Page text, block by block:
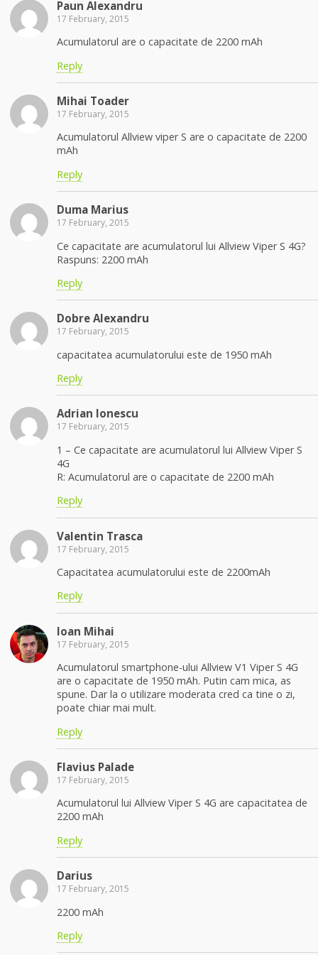
Paun Alexandru
17 February, 2015
Acumulatorul are o capacitate de 2200 mAh
Reply
Mihai Toader
17 February, 2015
Acumulatorul Allview viper S are o capacitate de 2200
mAh
Reply
Duma Marius
17 February, 2015
Ce capacitate are acumulatorul lui Allview Viper S 4G?
Raspuns: 2200 mAh
Reply
Dobre Alexandru
17 February, 2015
capacitatea acumulatorului este de 1950 mAh
Reply
Adrian Ionescu
17 February, 2015
1 – Ce capacitate are acumulatorul lui Allview Viper S
4G
R: Acumulatorul are o capacitate de 2200 mAh
Reply
Valentin Trasca
17 February, 2015
Capacitatea acumulatorului este de 2200mAh
Reply
Ioan Mihai
17 February, 2015
Acumulatorul smartphone-ului Allview V1 Viper S 4G
are o capacitate de 1950 mAh. Putin cam mica, as
spune. Dar la o utilizare moderata cred ca tine o zi,
poate chiar mai mult.
Reply
Flavius Palade
17 February, 2015
Acumulatorul lui Allview Viper S 4G are capacitatea de
2200 mAh
Reply
Darius
17 February, 2015
2200 mAh
Reply